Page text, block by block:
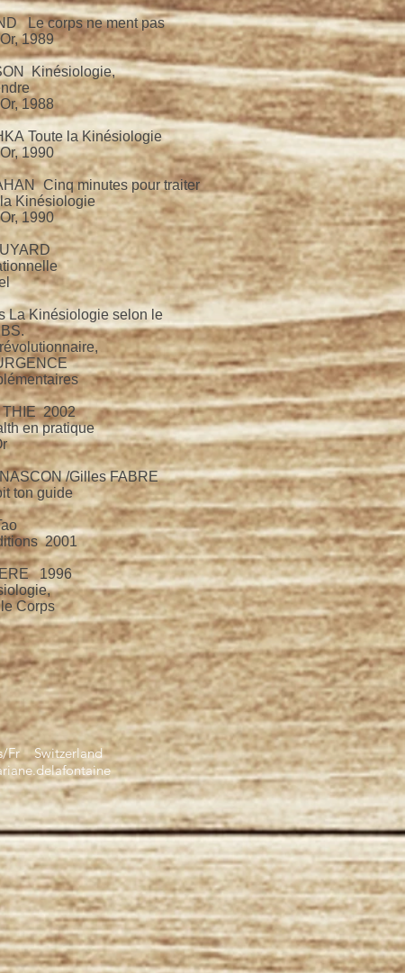
Le corps ne ment pas
1989
Kinésiologie,
1988
Toute la Kinésiologie
1990
Cinq minutes pour traiter
Kinésiologie
1990
La Kinésiologie selon le
THIE 2002
en pratique
/Gilles FABRE
ton guide
2001
1996
Corps
Fr Switzerland